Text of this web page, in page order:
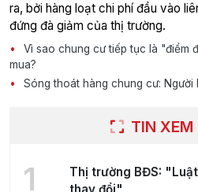
ra, bởi hàng loạt chi phí đầu vào
đứng đà giảm của thị trường.
Vì sao chung cư tiếp tục là "điểm
mua?
Sóng thoát hàng chung cư: Người
TIN XEM
1
Thị trường BĐS: